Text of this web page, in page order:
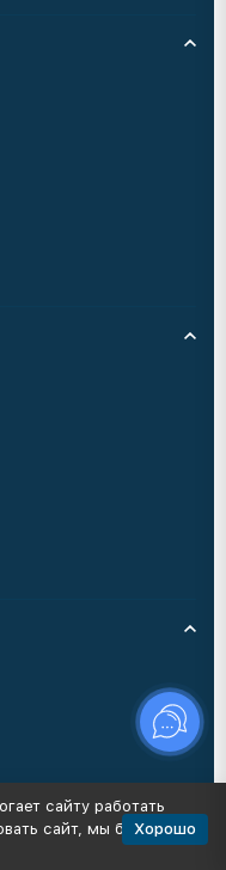
сайту работать
сайт, мы будемХорошо